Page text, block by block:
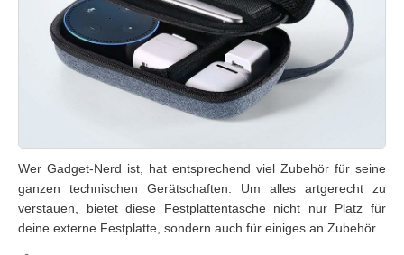
Wer Gadget-Nerd ist, hat entsprechend viel Zubehör für seine
ganzen technischen Gerätschaften. Um alles artgerecht zu
verstauen, bietet diese Festplattentasche nicht nur Platz für
deine externe Festplatte, sondern auch für einiges an Zubehör.